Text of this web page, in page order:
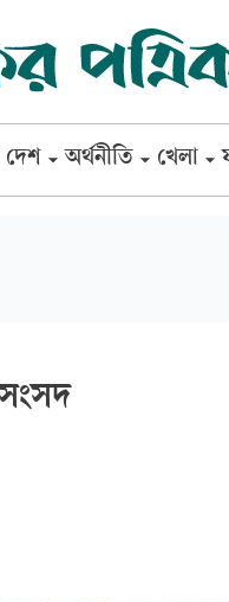
দেশ অর্থনীতি খেলা